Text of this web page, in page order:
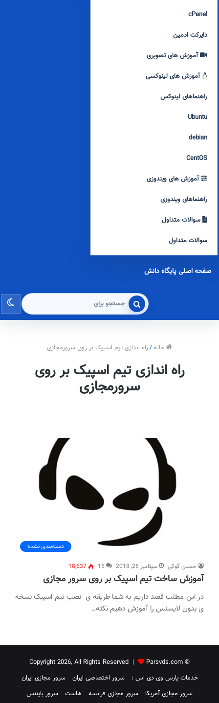
cPanel
دایرکت ادمین
آموزش های تصویری
آموزش های لینوکسی
راهنماهای لینوکس
Ubuntu
debian
CentOS
آموزش های ویندوزی
راهنماهای ویندوزی
سوالات متداول
سوالات متداول
صفحه اصلی پایگاه دانش
جستجو
برای
خانه/راه اندازی تیم اسپیک بر روی سرورمجازی
راه اندازی تیم اسپیک بر روی
سرورمجازی
دسته‌بندی نشده
حسین گوکی سپتامبر 26, 2018 15
18,637
آموزش ساخت تیم اسپیک بر روی سرور مجازی
در این مطلب قصد داریم به شما طریقه ی نصب تیم اسپیک نسخه
ی بدون لایسنس را آموزش دهیم نکته…
© Copyright 2026, All Rights Reserved |
Parsvds.com
خدمات پارس وی دی اس :
سرور اختصاصی ایران
سرور مجازی ایران
سرور مجازی آمریکا
سرور مجازی فرانسه هاست سرور بایننس